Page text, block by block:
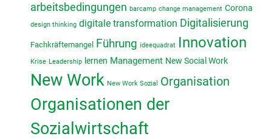
arbeitsbedingungen barcamp change management Corona
design thinking digitale transformation Digitalisierung
Fachkräftemangel Führung ideequadrat Innovation
Krise Leadership lernen Management New Social Work
New Work New Work Sozial Organisation
Organisationen der
Sozialwirtschaft